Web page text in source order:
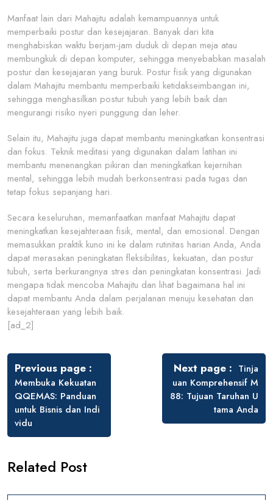
Manfaat lain dari Mahajitu adalah kemampuannya untuk
memperbaiki postur dan kesejajaran. Banyak dari kita
menghabiskan waktu berjam-jam duduk di depan meja atau
membungkuk di depan komputer, sehingga menyebabkan masalah
postur dan kesejajaran yang buruk. Postur fisik yang digunakan
dalam Mahajitu membantu memperbaiki ketidakseimbangan ini,
sehingga menghasilkan postur tubuh yang lebih baik dan
mengurangi risiko nyeri punggung dan leher.
Selain itu, Mahajitu juga dapat membantu meningkatkan konsentrasi
dan fokus. Teknik meditasi yang digunakan dalam latihan ini
membantu menenangkan pikiran dan meningkatkan kejernihan
mental, sehingga lebih mudah berkonsentrasi pada tugas dan
tetap fokus sepanjang hari.
Secara keseluruhan, memanfaatkan manfaat Mahajitu dapat
meningkatkan kesejahteraan fisik, mental, dan emosional. Dengan
memasukkan praktik kuno ini ke dalam rutinitas harian Anda, Anda
dapat merasakan peningkatan fleksibilitas, kekuatan, dan postur
tubuh, serta berkurangnya stres dan peningkatan konsentrasi. Jadi
mengapa tidak mencoba Mahajitu dan lihat bagaimana hal ini
dapat membantu Anda dalam perjalanan menuju kesehatan dan
kesejahteraan yang lebih baik.
[ad_2]
Post
navigation
Previous page
Membuka Kekuatan
QQEMAS: Panduan
untuk Bisnis dan Indi
vidu
Next page
Tinja
uan Komprehensif M
88: Tujuan Taruhan U
tama Anda
Related Post